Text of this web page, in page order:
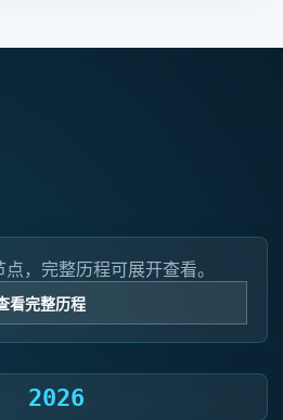
，完整历程可展开查看。
看完整历程
2026